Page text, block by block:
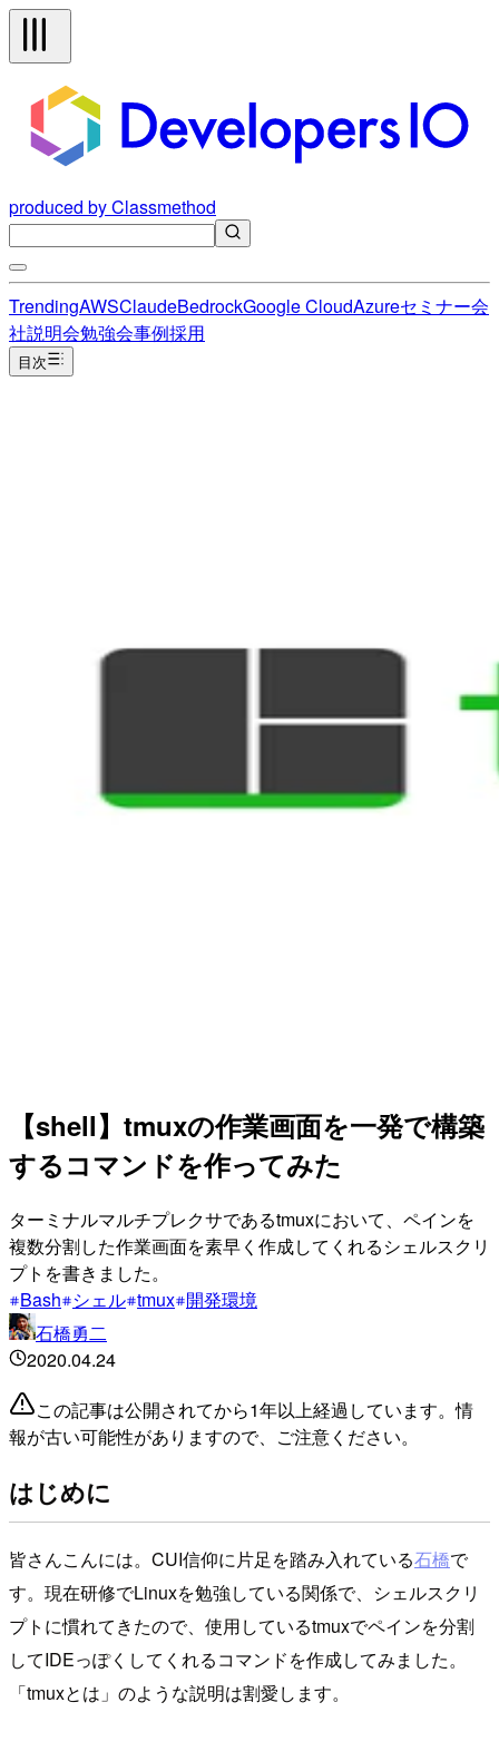
produced by Classmethod
TrendingAWSClaudeBedrockGoogle CloudAzureセミナー会
社説明会勉強会事例採用
目次
【shell】tmuxの作業画面を一発で構築
するコマンドを作ってみた
ターミナルマルチプレクサであるtmuxにおいて、ペインを
複数分割した作業画面を素早く作成してくれるシェルスクリ
プトを書きました。
Bash シェル tmux 開発環境
石橋勇二
2020.04.24
この記事は公開されてから1年以上経過しています。情
報が古い可能性がありますので、ご注意ください。
はじめに
皆さんこんには。CUI信仰に片足を踏み入れている石橋で
す。現在研修でLinuxを勉強している関係で、シェルスクリ
プトに慣れてきたので、使用しているtmuxでペインを分割
してIDEっぽくしてくれるコマンドを作成してみました。
「tmuxとは」のような説明は割愛します。